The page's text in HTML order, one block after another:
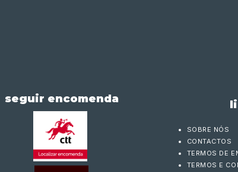
seguir encomenda
SOBRE NÓS
CONTACTOS
TERMOS DE
TERMOS E